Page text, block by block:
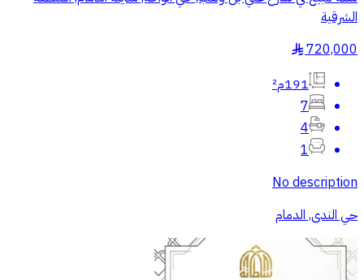
الشرقية
720,000
§
191م²
7
4
1
No description
حي الندى, الدمام